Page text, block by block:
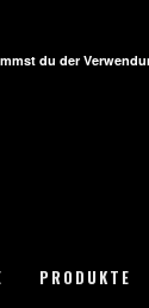
PRODUKTE
du der